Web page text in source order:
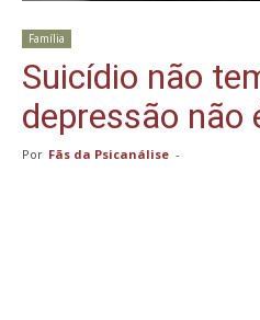
Família
Suicídio não
depressão não
Por Fãs da Psicanálise -